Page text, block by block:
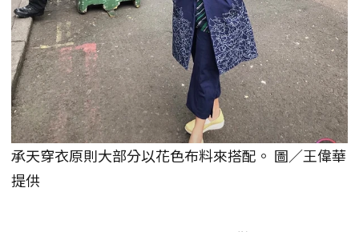
承天穿衣原則大部分以花色布料來搭配。 圖／王偉華
提供